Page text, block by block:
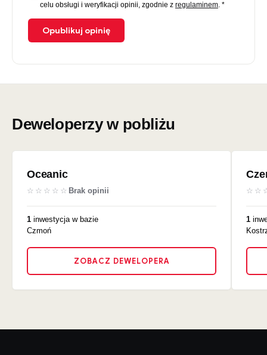
celu obsługi i weryfikacji opinii, zgodnie z regulaminem. *
Opublikuj opinię
Deweloperzy w pobliżu
Oceanic
☆☆☆☆☆ Brak opinii
1 inwestycja w bazie
Czmoń
ZOBACZ DEWELOPERA
1